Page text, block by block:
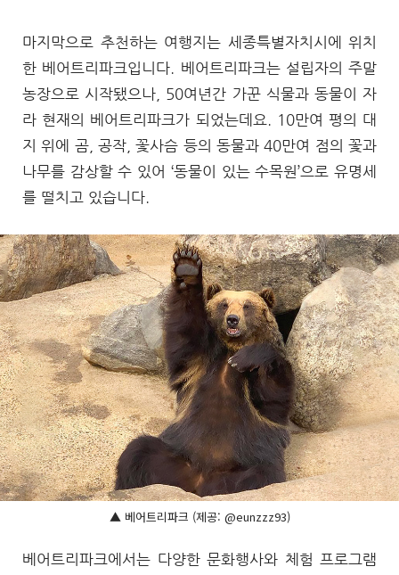
마지막으로 추천하는 여행지는 세종특별자치시에 위치
한 베어트리파크입니다. 베어트리파크는 설립자의 주말
농장으로 시작됐으나, 50여년간 가꾼 식물과 동물이 자
라 현재의 베어트리파크가 되었는데요. 10만여 평의 대
지 위에 곰, 공작, 꽃사슴 등의 동물과 40만여 점의 꽃과
나무를 감상할 수 있어 ‘동물이 있는 수목원’으로 유명세
를 떨치고 있습니다.
▲ 베어트리파크 (제공: @eunzzz93)
베어트리파크에서는 다양한 문화행사와 체험 프로그램